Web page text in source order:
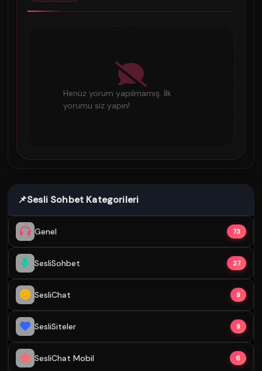
Henüz yorum yapılmamış. İlk
yorumu siz yapın!
📌Sesli Sohbet Kategorileri
Genel 73
SesliSohbet 27
SesliChat 9
SesliSiteler 9
SesliChat Mobil 6